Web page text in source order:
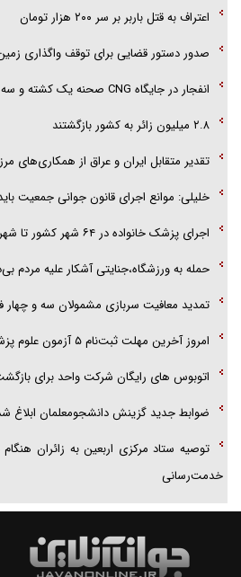
‌‌اعتراف به قتل باربر بر سر ۲۰۰ هزار تومان
صدور دستور قضایی برای توقف واگذاری
انفجار در جایگاه CNG صحنه یک کشته و سه مصدوم برجا گذاشت
۲.۸ میلیون زائر به کشور بازگشتند
تقدیر متقابل ایران و عراق از همکاری‌های
خلیلی: موانع اجرای قانون جوانی جمعیت
اجرای پزشک خانواده در ۶۴ شهر کشور تا شهریور ماه
حمله به ورزشگاه،جنایتی آشکار علیه مردم
تمدید معافیت سربازی مشمولان سه و چهار
امروز آخرین مهلت ثبت‌نام ۵ آزمون علوم پزشکی
اتوبوس های رایگان شرکت واحد برای
ضوابط جدید گزینش دانشجومعلمان ابلاغ
توصیه ستاد مرکزی اربعین به زائران
خدمت‌رسانی